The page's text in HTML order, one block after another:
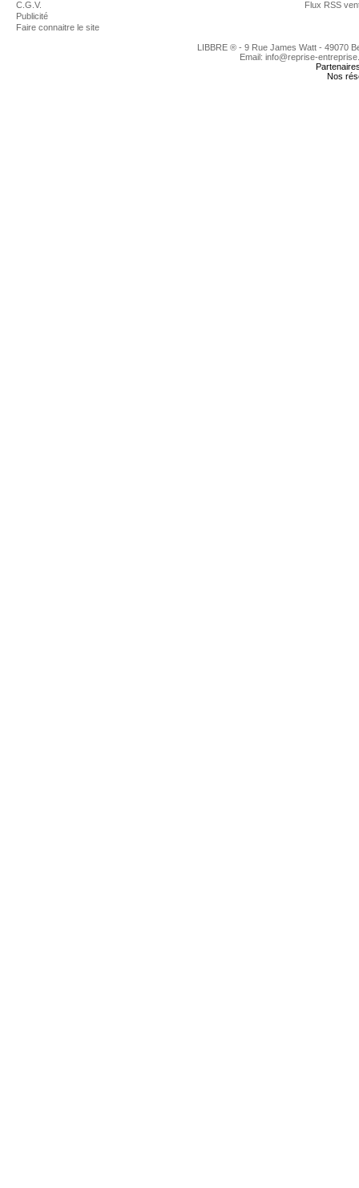
C.G.V.
Publicité
Faire connaitre le site
Flux RSS
LIBBRE ® - 9 Rue James Watt - 49070
Email: info@reprise-
Nos